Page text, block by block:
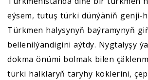
eýsem, tutuş türki dünýäniň genji-
Türkmen halysynyň baýramynyň
bellenilýändigini aýtdy. Nygtalyşy
dokma önümi bolmak bilen
türki halklaryň taryhy köklerini,